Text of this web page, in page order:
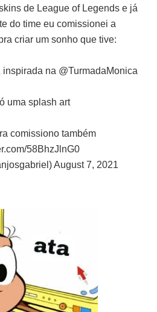
de League of Legends e já
do time eu comissionei a
criar um sonho que tive:
inspirada na @TurmadaMonica
uma splash art
comissiono também
58BhzJlnG0
August 7, 2021